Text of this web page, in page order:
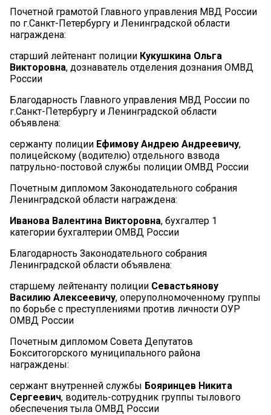
Почетной грамотой Главного управления МВД России
по г.Санкт-Петербургу и Ленинградской области
награждена:
старший лейтенант полиции Кукушкина Ольга
Викторовна, дознаватель отделения дознания ОМВД
России
Благодарность Главного управления МВД России по
г.Санкт-Петербургу и Ленинградской области
объявлена:
сержанту полиции Ефимову Андрею Андреевичу,
полицейскому (водителю) отдельного взвода
патрульно-постовой службы полиции ОМВД России
Почетным дипломом Законодательного собрания
Ленинградской области награждена:
Иванова Валентина Викторовна, бухгалтер 1
категории бухгалтерии ОМВД России
Благодарность Законодательного собрания
Ленинградской области объявлена:
старшему лейтенанту полиции Севастьянову
Василию Алексеевичу, оперуполномоченному группы
по борьбе с преступлениями против личности ОУР
ОМВД России
Почетным дипломом Совета Депутатов
Бокситогорского муниципального района
награждены:
сержант внутренней службы Бояринцев Никита
Сергеевич, водитель-сотрудник группы тылового
обеспечения тыла ОМВД России